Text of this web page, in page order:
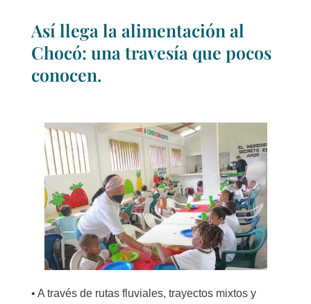
Así llega la alimentación al
Chocó: una travesía que pocos
conocen.
• A través de rutas fluviales, trayectos mixtos y